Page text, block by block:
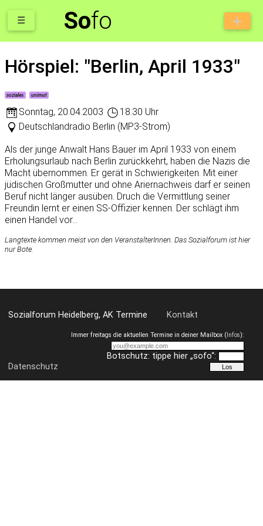
Sofo
☰
Hörspiel: "Berlin, April 1933"
soziales unimut
Sonntag, 20.04.2003
18.30 Uhr
Deutschlandradio Berlin (MP3-Strom)
Als der junge Anwalt Hans Bauer im April 1933 von einem
Erholungsurlaub nach Berlin zurückkehrt, haben die Nazis die
Macht übernommen. Er gerät in Schwierigkeiten. Mit einer
jüdischen Großmutter und ohne Ariernachweis darf er seinen
Beruf nicht länger ausüben. Druch die Vermittlung seiner
Freundin lernt er einen SS-Offizier kennen. Der schlägt ihm
einen Handel vor...
Langtexte kommen meist von den VeranstalterInnen. Das Sozialforum ist hier
nur Bote.
Sozialforum Heidelberg, AK Termine Kontakt
Datenschutz
Immer freitags die aktuellen Termine in deiner Mailbox (Infos):
Botschutz: tippe hier „sofo“: